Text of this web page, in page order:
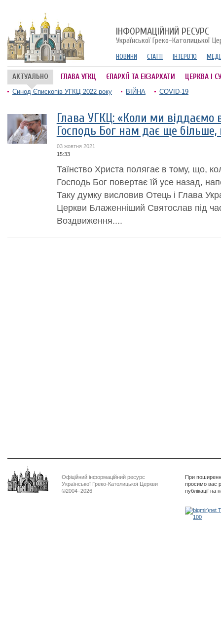
ІНФОРМАЦІЙНИЙ РЕСУРС
Української Греко-Католицької
НОВИНИ СТАТТІ ІНТЕРВ'Ю
АКТУАЛЬНО ГЛАВА УГКЦ ЄПАРХІЇ ТА ЕКЗАРХАТИ ЦЕРКВА І
Синод Єпископів УГКЦ 2022 року ВІЙНА COVID-19
Глава УГКЦ: «Коли ми віддаємо
Господь Бог нам дає ще
03 жовтня 2021
15:33
Таїнство Христа полягає в тому, що,
Господь Бог повертає їй усе назад,
Таку думку висловив Отець і Глава
Церкви Блаженніший Святослав під
Воздвиження....
Офіційний інформаційний ресурс
Української Греко-Католицької Церкви
©2004–2026
При
просимо вас
публікації на